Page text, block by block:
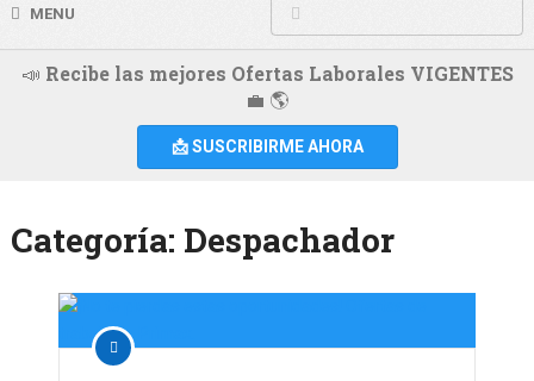
MENU
📣 Recibe las mejores Ofertas Laborales VIGENTES
💼 🌎
📩 SUSCRIBIRME AHORA
Categoría: Despachador